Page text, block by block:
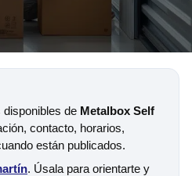
disponibles de Metalbox Self
contacto, horarios,
están publicados.
. Úsala para orientarte y